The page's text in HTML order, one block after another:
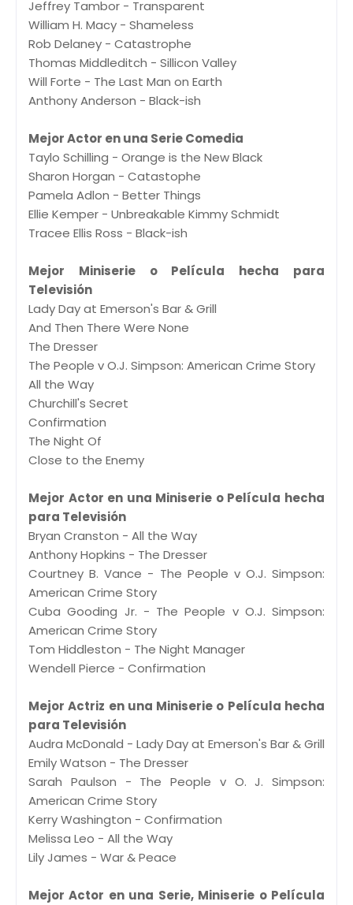
Jeffrey Tambor - Transparent
William H. Macy - Shameless
Rob Delaney - Catastrophe
Thomas Middleditch - Sillicon Valley
Will Forte - The Last Man on Earth
Anthony Anderson - Black-ish
Mejor Actor en una Serie Comedia
Taylo Schilling - Orange is the New Black
Sharon Horgan - Catastophe
Pamela Adlon - Better Things
Ellie Kemper - Unbreakable Kimmy Schmidt
Tracee Ellis Ross - Black-ish
Mejor Miniserie o Película hecha para
Televisión
Lady Day at Emerson's Bar & Grill
And Then There Were None
The Dresser
The People v O.J. Simpson: American Crime Story
All the Way
Churchill's Secret
Confirmation
The Night Of
Close to the Enemy
Mejor Actor en una Miniserie o Película hecha
para Televisión
Bryan Cranston - All the Way
Anthony Hopkins - The Dresser
Courtney B. Vance - The People v O.J. Simpson:
American Crime Story
Cuba Gooding Jr. - The People v O.J. Simpson:
American Crime Story
Tom Hiddleston - The Night Manager
Wendell Pierce - Confirmation
Mejor Actriz en una Miniserie o Película hecha
para Televisión
Audra McDonald - Lady Day at Emerson's Bar & Grill
Emily Watson - The Dresser
Sarah Paulson - The People v O. J. Simpson:
American Crime Story
Kerry Washington - Confirmation
Melissa Leo - All the Way
Lily James - War & Peace
Mejor Actor en una Serie, Miniserie o Película